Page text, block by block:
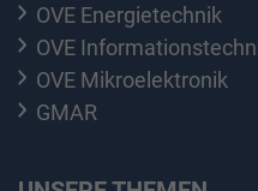
OVE Energietechnik
OVE
OVE Mikroelektronik
GMAR